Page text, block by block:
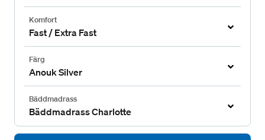
Komfort
Fast / Extra Fast
Färg
Anouk Silver
Bäddmadrass
Bäddmadrass Charlotte